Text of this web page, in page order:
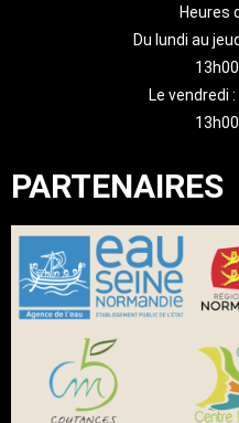
Heures
Du lundi au
Le vendredi
PARTENAIRES